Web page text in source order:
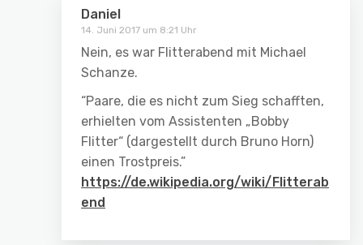
Daniel
14. Juni 2017 um 8:21 Uhr
Nein, es war Flitterabend mit Michael
Schanze.
“Paare, die es nicht zum Sieg schafften,
erhielten vom Assistenten „Bobby
Flitter“ (dargestellt durch Bruno Horn)
einen Trostpreis.”
https://de.wikipedia.org/wiki/Flitterab
end